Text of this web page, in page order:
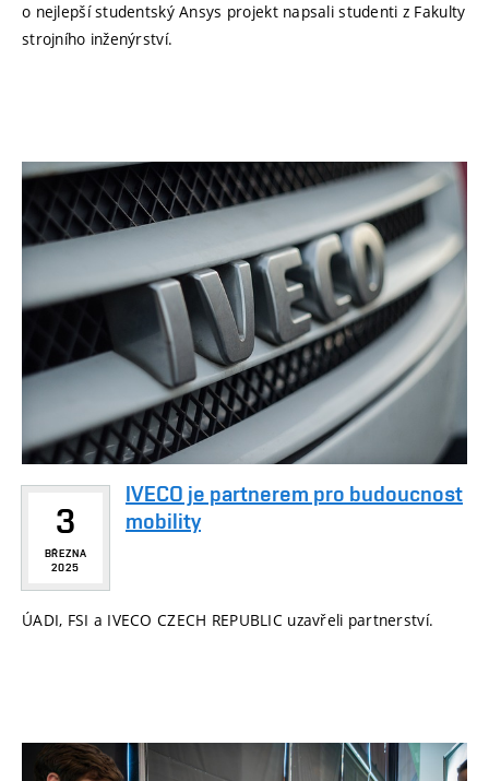
o nejlepší studentský Ansys projekt napsali studenti z Fakulty
strojního inženýrství.
3
BŘEZNA
2025
IVECO je partnerem pro budoucnost
mobility
ÚADI, FSI a IVECO CZECH REPUBLIC uzavřeli partnerství.